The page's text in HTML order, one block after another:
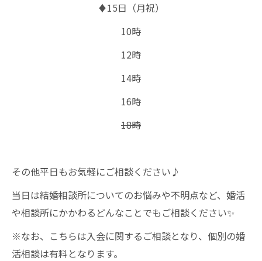
♦15日（月祝）
10時
12時
14時
16時
18時
その他平日もお気軽にご相談ください♪
当日は結婚相談所についてのお悩みや不明点など、婚活
や相談所にかかわるどんなことでもご相談ください✨
※なお、こちらは入会に関するご相談となり、個別の婚
活相談は有料となります。